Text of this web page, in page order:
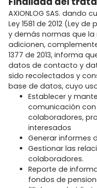
AXIONLOG SAS. dando
Ley 1581 de 2012 (Ley
y demás normas que
adicionen,
1377 de 2013, informa
datos de contacto y
sido recolectados y
base de datos, cuyo
Establecer y
comunicación con
colaboradores,
interesados
Generar informes
Gestionar las
colaboradores.
Reporte de
fondos de